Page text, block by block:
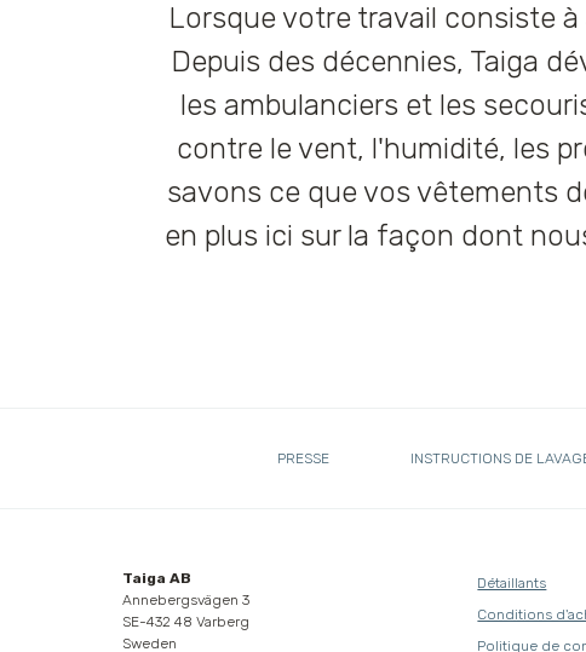
Lorsque votre travail consiste
Depuis des décennies, Taiga
les ambulanciers et les
contre le vent, l'humidité, les
savons ce que vos vêtements
en plus ici sur la façon dont
PRESSE INSTRUCTIONS DE
Taiga AB
Annebergsvägen 3
SE-432 48 Varberg
Sweden
Détaillants
Conditions
Politique de